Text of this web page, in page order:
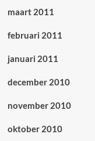
maart 2011
februari 2011
januari 2011
december 2010
november 2010
oktober 2010